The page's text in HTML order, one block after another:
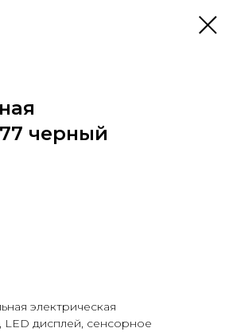
черный
электрическая
LED дисплей, сенсорное